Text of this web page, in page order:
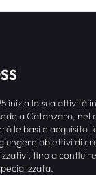
inizia la sua attività
a Catanzaro, nel
le basi e acquisito
obiettivi di
fino a